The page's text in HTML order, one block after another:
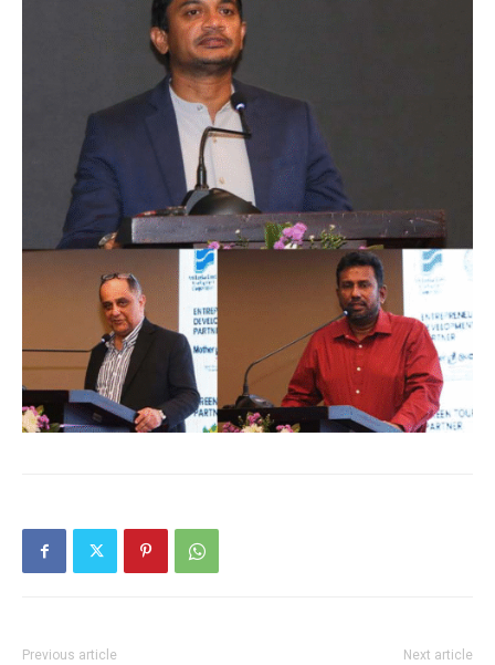
Previous article Next article